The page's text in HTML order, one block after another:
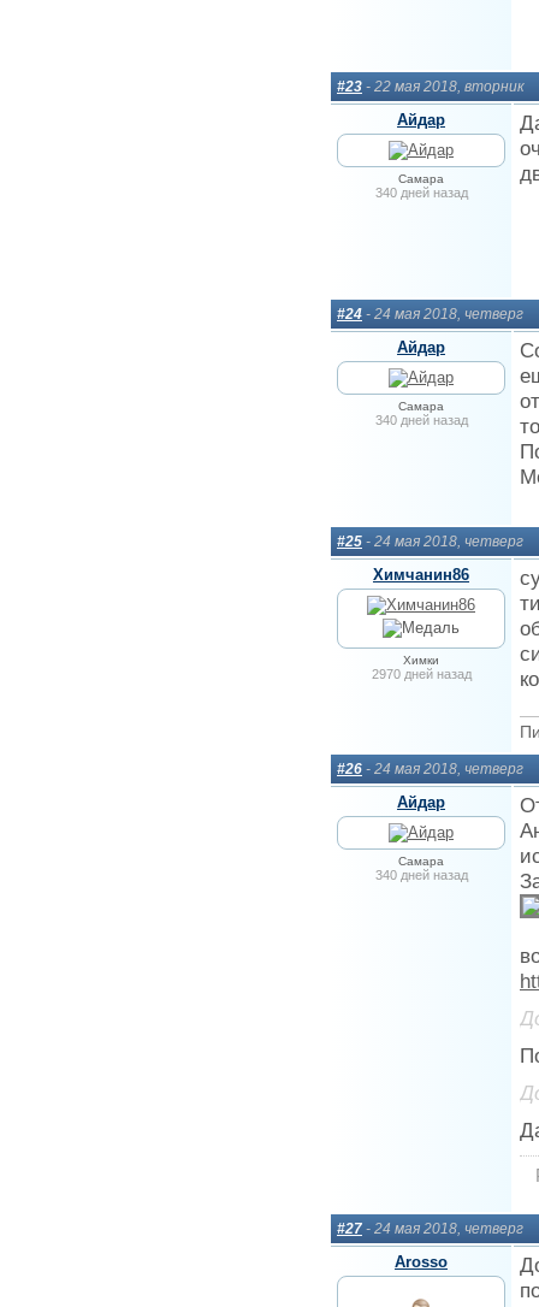
#23 - 22 мая 2018, вторник
Айдар
Самара
340 дней назад
#24 - 24 мая 2018, четверг
Айдар
Самара
340 дней назад
#25 - 24 мая 2018, четверг
Химчанин86
Химки
2970 дней назад
#26 - 24 мая 2018, четверг
Айдар
Самара
340 дней назад
#27 - 24 мая 2018, четверг
Arosso